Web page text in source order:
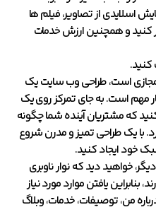
اسلایدی از تصاویر، فیلم ها
کنید و همچنین ارزش خدمات
کنید.
است، طراحی وب سایت یک
مهم است. به جای تمرکز روی یک
که مشتریان آینده شما چگونه
با یک طراحی تمیز و مدرن شروع
خود ایجاد کنید.
خواهید دید که نوار ناوبری
یافتن موارد مورد نیاز
من، توصیفات، خدمات، وبلاگ